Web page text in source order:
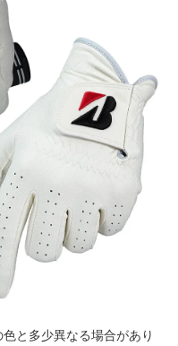
と多少異なる場合があり